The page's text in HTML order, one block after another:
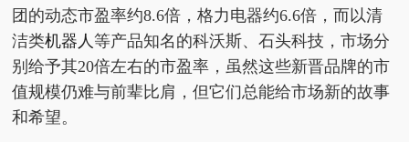
团的动态市盈率约8.6倍，格力电器约6.6倍，而以清
洁类机器人等产品知名的科沃斯、石头科技，市场分
别给予其20倍左右的市盈率，虽然这些新晋品牌的市
值规模仍难与前辈比肩，但它们总能给市场新的故事
和希望。